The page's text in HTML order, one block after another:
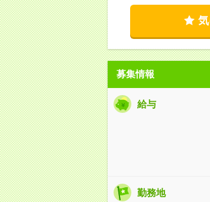
募集情報
給与
勤務地